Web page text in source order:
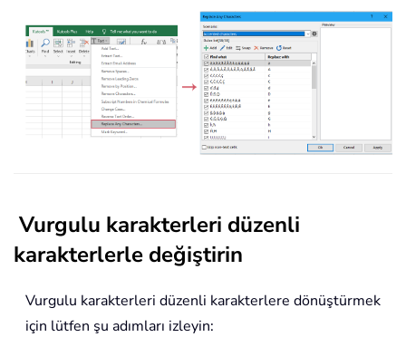
Vurgulu karakterleri düzenli
karakterlerle değiştirin
Vurgulu karakterleri düzenli karakterlere dönüştürmek
için lütfen şu adımları izleyin: